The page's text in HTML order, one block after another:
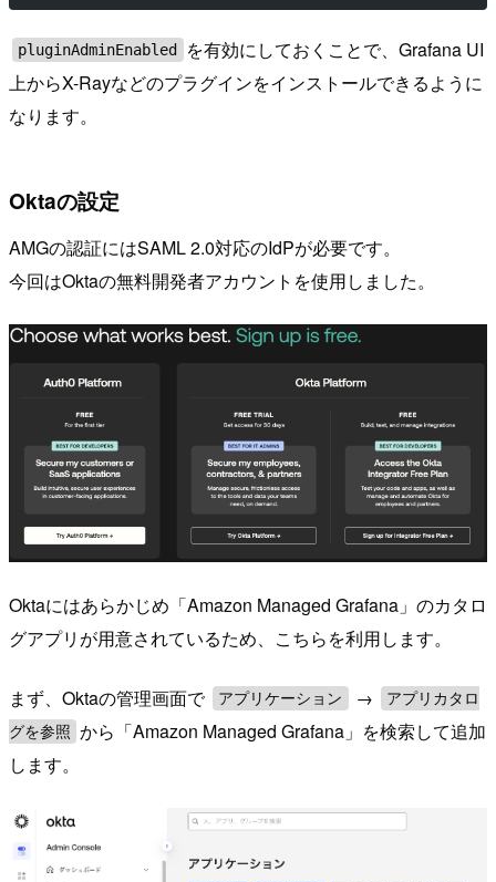
pluginAdminEnabled
を有効にしておくことで、Grafana UI
上からX-Rayなどのプラグインをインストールできるように
なります。
Oktaの設定
AMGの認証にはSAML 2.0対応のIdPが必要です。
今回はOktaの無料開発者アカウントを使用しました。
Oktaにはあらかじめ「Amazon Managed Grafana」のカタロ
グアプリが用意されているため、こちらを利用します。
まず、Oktaの管理画面で アプリケーション →
アプリカタロ
グを参照 から「Amazon Managed Grafana」を検索して追加
します。